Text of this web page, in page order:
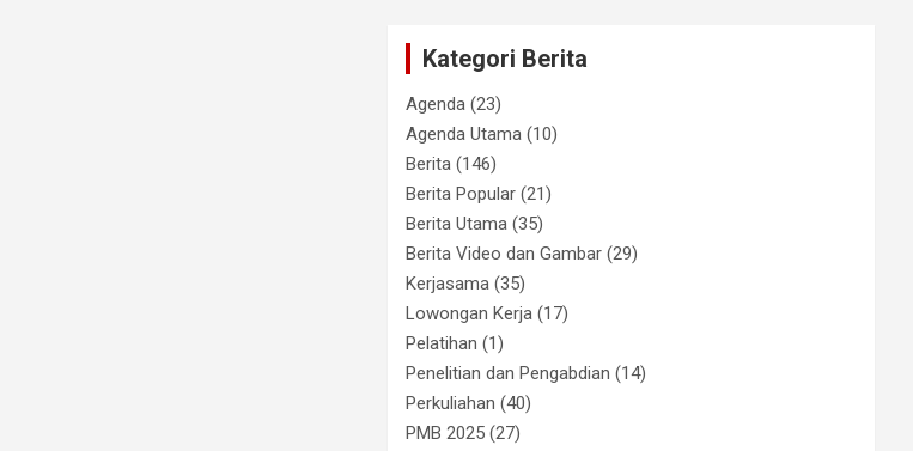
Kategori Berita
Agenda (23)
Agenda Utama (10)
Berita (146)
Berita Popular (21)
Berita Utama (35)
Berita Video dan Gambar (29)
Kerjasama (35)
Lowongan Kerja (17)
Pelatihan (1)
Penelitian dan Pengabdian (14)
Perkuliahan (40)
PMB 2025 (27)